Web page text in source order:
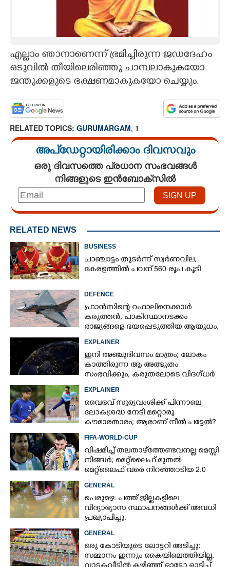
ASTRO
LITERATURE
CONTACT US
എല്ലാം ഞാനാണെന്ന് ഭ്രമിച്ചിരുന്ന ജഡദേഹം
ഒടുവിൽ തീയിലെരിഞ്ഞു ചാമ്പലാകുകയോ
ജന്തുക്കളുടെ ഭക്ഷണമാകുകയോ ചെയ്യും.
RELATED TOPICS: GURUMARGAM, 1
അപ്ഡേറ്റായിരിക്കാം ദിവസവും
ഒരു ദിവസത്തെ പ്രധാന സംഭവങ്ങൾ
നിങ്ങളുടെ ഇൻബോക്സിൽ
RELATED NEWS
BUSINESS
ചാഞ്ചാട്ടം തുടർന്ന് സ്വർണവില,
കേരളത്തിൽ പവന് 560 രൂപ കൂടി
DEFENCE
ഫ്രാൻസിന്റെ റഫാലിനെക്കാൾ
കരുത്തൻ,​ പാകിസ്ഥാനടക്കം
രാജ്യങ്ങളെ ഭയപ്പെടുത്തിയ ആയുധം,​
ഇന്ത്യ നിർമ്മിച്ച എണ്ണം 100ലേക്ക്
EXPLAINER
ഇനി അഞ്ചുദിവസം മാത്രം; ലോകം
കാത്തിരുന്ന ആ അത്ഭുതം
സംഭവിക്കും, കരുതലോടെ വിദഗ്ധർ
EXPLAINER
വൈഭവ് സൂര്യവംശിക്ക് പിന്നാലെ
ലോകശ്രദ്ധ നേടി മറ്റൊരു
കൗമാരതാരം; ആരാണ് നീൽ പട്ടേൽ?
FIFA-WORLD-CUP
വിഷമിച്ച് തലതാഴ്‌ത്തേണ്ടവനല്ല മെസ്സി
നിങ്ങള്‍; മെറ്റ്‌ലൈഫ് മുതല്‍
മെറ്റ്‌ലൈഫ് വരെ നിറഞ്ഞാടിയ 2.0
GENERAL
പെരുമഴ: പത്ത് ജില്ലകളിലെ
വിദ്യാഭ്യാസ സ്ഥാപനങ്ങൾക്ക് അവധി
പ്രഖ്യാപിച്ചു.
GENERAL
ഒരു കോടിയുടെ ലോട്ടറി അടിച്ചു;
സമ്മാനം ഇന്നും കൈയിലെത്തിയില്ല,